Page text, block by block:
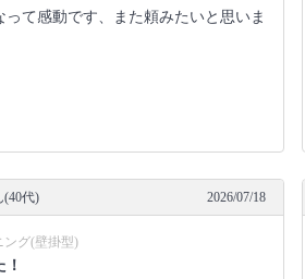
って感動です、また頼みたいと思いま
(40代) 2026/07/18
ング(壁掛型)